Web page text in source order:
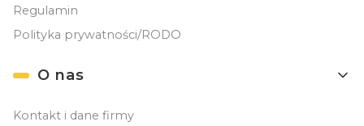
Regulamin
Polityka prywatności/RODO
O nas
Kontakt i dane firmy